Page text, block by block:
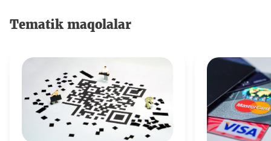
Tematik maqolalar